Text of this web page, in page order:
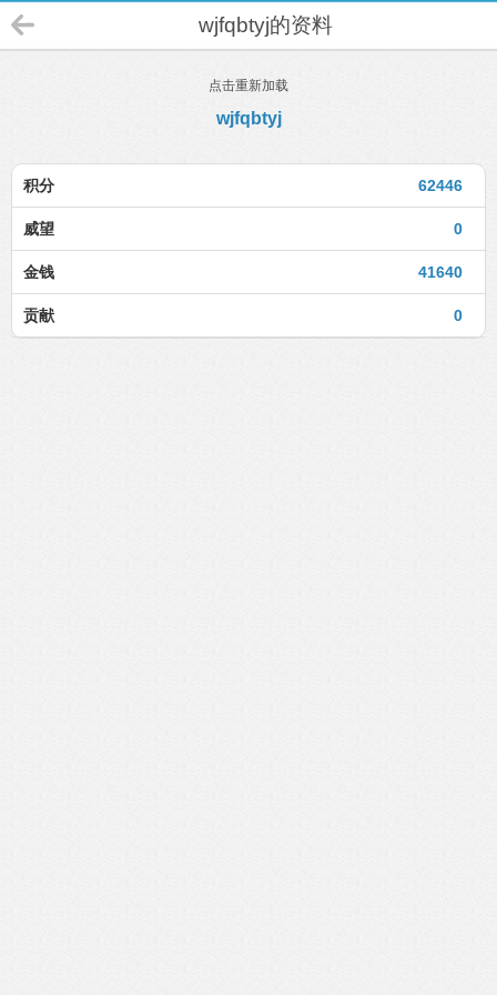
wjfqbtyj的资料
点击重新加载
wjfqbtyj
62446
积分
0
威望
41640
金钱
0
贡献